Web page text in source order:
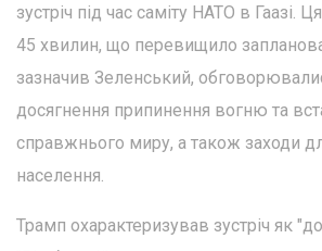
зустріч під час саміту НАТО в Гаазі.
45 хвилин, що перевищило
зазначив Зеленський,
досягнення припинення вогню та
справжнього миру, а також заходи
населення.
Трамп охарактеризував зустріч як